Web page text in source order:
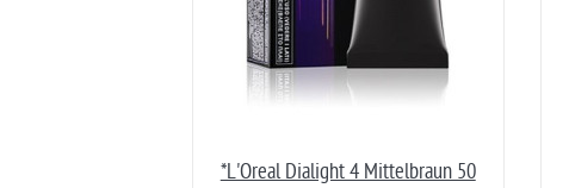
*L'Oreal Dialight 4 Mittelbraun 50